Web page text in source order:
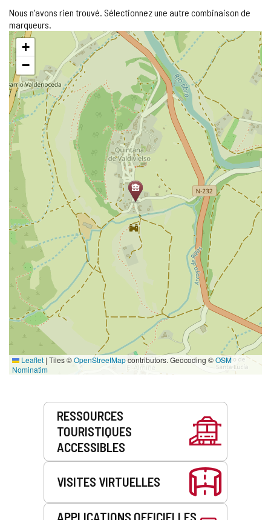
Nous n'avons rien trouvé. Sélectionnez une autre combinaison de
marqueurs.
Sauter
la
carte
+
−
Leaflet | Tiles ©OpenStreetMapcontributors. Geocoding ©OSM
Nominatim
Prestations
RESSOURCES
TOURISTIQUES
ACCESSIBLES
VISITES VIRTUELLES
APPLICATIONS OFFICIELLES